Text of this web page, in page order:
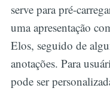
serve para pré-
uma apresentação
Elos, seguido de
anotações. Para
pode ser